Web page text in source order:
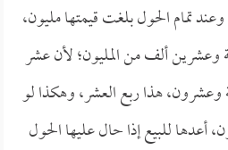
تمام الحول بلغت قيمتها مليون،
وعشرين ألف من المليون؛ لأن عشر
وعشرون، هذا ربع العشر، وهكذا لو
أعدها للبيع إذا حال عليها الحول